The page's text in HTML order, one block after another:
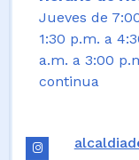
Jueves de
1:30 p.m. a
a.m. a 3:00
continua